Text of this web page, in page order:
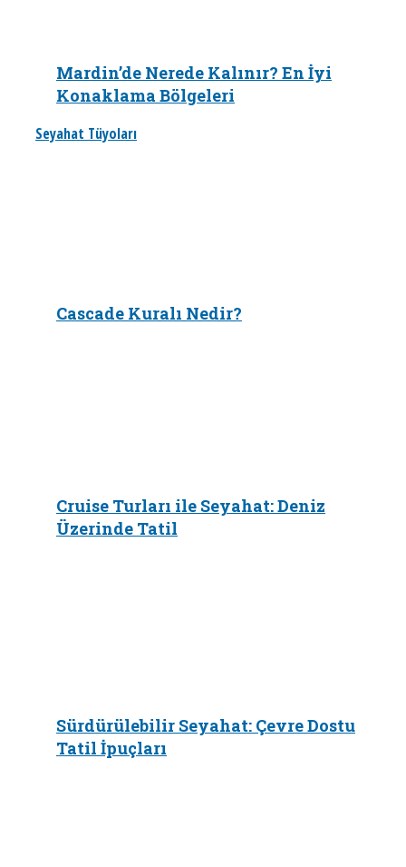
Mardin’de Nerede Kalınır? En İyi
Konaklama Bölgeleri
Seyahat Tüyoları
Cascade Kuralı Nedir?
Cruise Turları ile Seyahat: Deniz
Üzerinde Tatil
Sürdürülebilir Seyahat: Çevre Dostu
Tatil İpuçları